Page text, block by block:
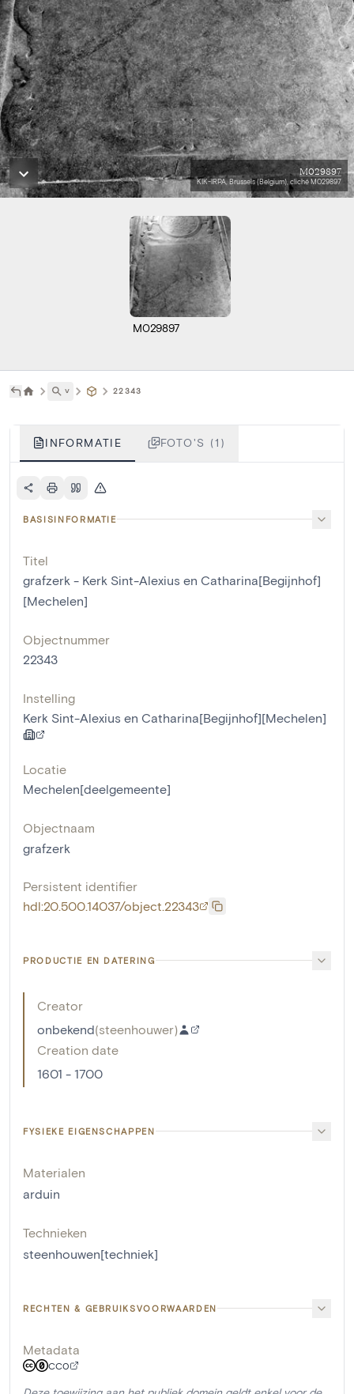
M029897
KIK-IRPA, Brussels (Belgium), cliché M029897
M029897
˅ 22343
INFORMATIE FOTO'S (1)
BASISINFORMATIE
Titel
grafzerk - Kerk Sint-Alexius en Catharina[Begijnhof]
[Mechelen]
Objectnummer
22343
Instelling
Kerk Sint-Alexius en Catharina[Begijnhof][Mechelen]
Locatie
Mechelen[deelgemeente]
Objectnaam
grafzerk
Persistent identifier
hdl:20.500.14037/object.22343
PRODUCTIE EN DATERING
Creator
onbekend(steenhouwer)
Creation date
1601 - 1700
FYSIEKE EIGENSCHAPPEN
Materialen
arduin
Technieken
steenhouwen[techniek]
RECHTEN & GEBRUIKSVOORWAARDEN
Metadata
CC0